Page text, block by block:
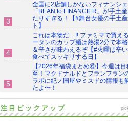
全国に2店舗しかないフィナンシ
「BEAN to FINANCIER」が手土
たりすぎる！【#舞台女優の手土
ト】
これは本物だ…!! ファミマで買え
ータンのカップ麺は熱湯2分で本
＆辛さが味わえるぞ【#火曜は辛
食べてスッキリする日】
【2026年福袋まとめ⑥】今週は目
至！マクドナルドとフランフラン
ラボに紀ノ国屋やミスドの情報も
たよ〜！
注目ピックアップ